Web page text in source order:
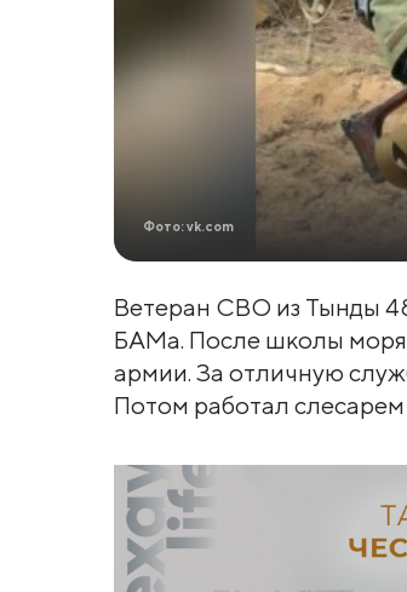
Фото: vk.com
Ветеран СВО из Тынды
БАМа. После школы
армии. За отличную
Потом работал